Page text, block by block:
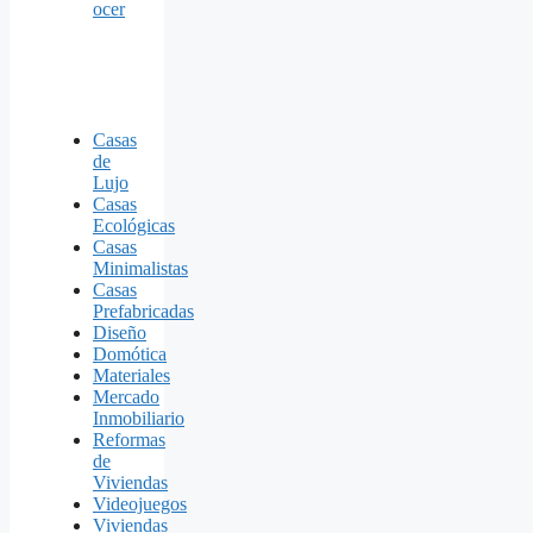
ocer
Casas
de
Lujo
Casas
Ecológicas
Casas
Minimalistas
Casas
Prefabricadas
Diseño
Domótica
Materiales
Mercado
Inmobiliario
Reformas
de
Viviendas
Videojuegos
Viviendas